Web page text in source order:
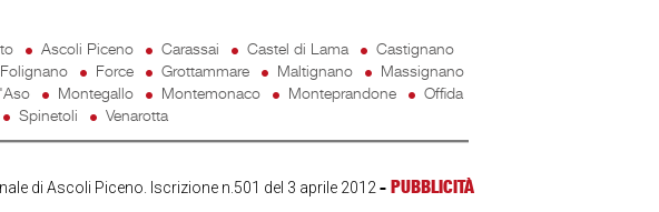
Ascoli Piceno Carassai Castel di Lama
Castignano
Folignano Force Grottammare Maltignano
Massignano
Montegallo Montemonaco Monteprandone
Offida
Spinetoli Venarotta
di Ascoli Piceno. Iscrizione n.501 del 3 aprile 2012- PUBBLICITÀ